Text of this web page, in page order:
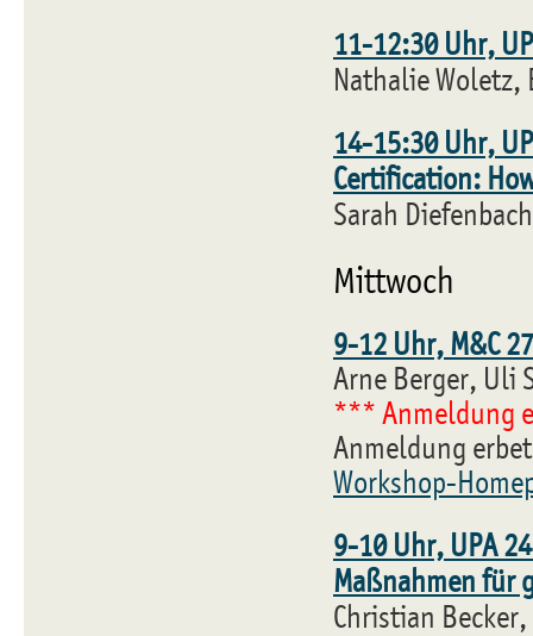
11-12:30 Uhr,
Nathalie Woletz,
14-15:30 Uhr,
Certification:
Sarah
Mittwoch
9-12 Uhr, M&C
Arne Berger, Uli
*** Anmeldung
Anmeldung
Workshop-
9-10 Uhr, UPA
Maßnahmen für
Christian